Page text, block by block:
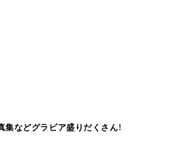
集などグラビア盛りだくさん!